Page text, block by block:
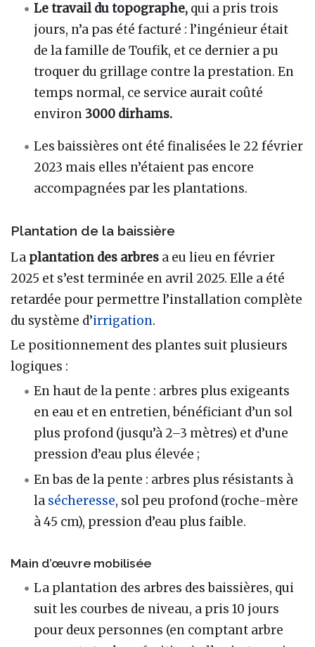
Le travail du topographe, qui a pris trois
jours, n’a pas été facturé : l’ingénieur était
de la famille de Toufik, et ce dernier a pu
troquer du grillage contre la prestation. En
temps normal, ce service aurait coûté
environ3000 dirhams.
Les baissières ont été finalisées le 22 février
2023 mais elles n’étaient pas encore
accompagnées par les plantations.
Plantation de la baissière
La plantation des arbres a eu lieu en février
2025 et s’est terminée en avril 2025. Elle a été
retardée pour permettre l’installation complète
du système d’irrigation.
Le positionnement des plantes suit plusieurs
logiques :
En haut de la pente : arbres plus exigeants
en eau et en entretien, bénéficiant d’un sol
plus profond (jusqu’à 2–3 mètres) et d’une
pression d’eau plus élevée ;
En bas de la pente : arbres plus résistants à
la sécheresse, sol peu profond (roche-mère
à 45 cm), pression d’eau plus faible.
Main d’œuvre mobilisée
La plantation des arbres des baissières, qui
suit les courbes de niveau, a pris 10 jours
pour deux personnes (en comptant arbre